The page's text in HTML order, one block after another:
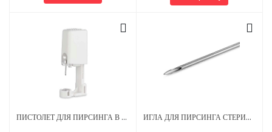
ПИСТОЛЕТ ДЛЯ ПИРСИНГА В СТЕРИЛЬНОЙ УПАКОВКЕ МОД. 203 С СЕРЕБРЯНЫМ УКРАШЕНИЕМ ШАРИК 3 ММ БЕЛЫЙ - 1 ШТ ИГЛА ДЛЯ ПИРСИНГА СТЕРИЛЬНАЯ 13G